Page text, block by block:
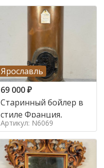
Ярославль
69 000₽
Старинный бойлер в
стиле Франция,
Артикул: N6069